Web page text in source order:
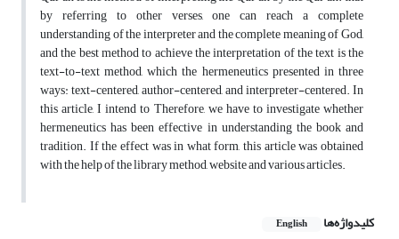
by referring to other verses, one can reach a complete
understanding of the interpreter and the complete meaning of God,
and the best method to achieve the interpretation of the text is the
text-to-text method, which the hermeneutics presented in three
ways: text-centered, author-centered, and interpreter-centered. In
this article, I intend to Therefore, we have to investigate whether
hermeneutics has been effective in understanding the book and
tradition. If the effect was in what form, this article was obtained
with the help of the library method, website and various articles.
کلیدواژه‌ها English